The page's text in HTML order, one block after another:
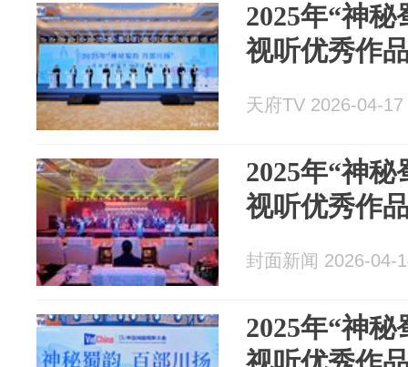
2025年“神
视听优秀作
天府TV 2026-04-17
2025年“神
视听优秀作
封面新闻 2026-04-
2025年“神